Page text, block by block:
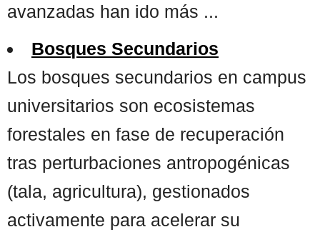
avanzadas han ido más ...
Bosques Secundarios
Los bosques secundarios en campus
universitarios son ecosistemas
forestales en fase de recuperación
tras perturbaciones antropogénicas
(tala, agricultura), gestionados
activamente para acelerar su